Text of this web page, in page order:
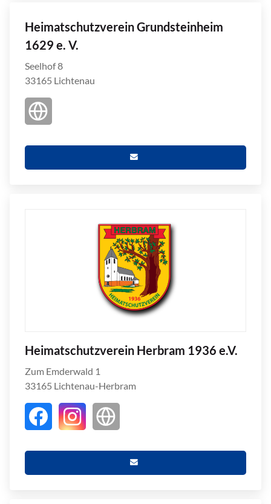
Heimatschutzverein Grundsteinheim
1629 e. V.
Seelhof 8
33165 Lichtenau
Heimatschutzverein Herbram 1936 e.V.
Zum Emderwald 1
33165 Lichtenau-Herbram